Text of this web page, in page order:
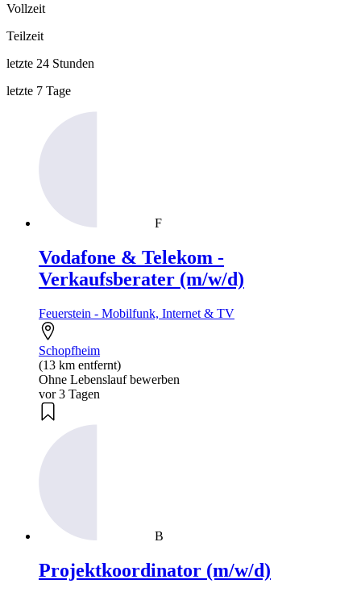
Vollzeit
Teilzeit
letzte 24 Stunden
letzte 7 Tage
F
Vodafone & Telekom -
Verkaufsberater (m/w/d)
Feuerstein - Mobilfunk, Internet & TV
Schopfheim
(13 km entfernt)
Ohne Lebenslauf bewerben
vor 3 Tagen
B
Projektkoordinator (m/w/d)